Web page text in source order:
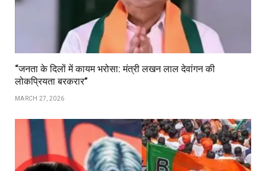
“जनता के दिलों में कायम भरोसा: मंत्री लखन लाल देवांगन की
लोकप्रियता बरकरार”
MARCH 27, 2026